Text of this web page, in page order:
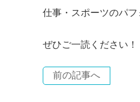
仕事・スポーツのパフ
ぜひご一読ください！
前の記事へ